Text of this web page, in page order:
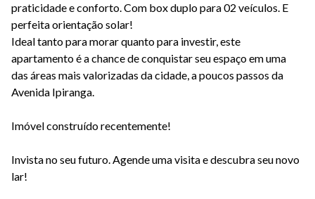
praticidade e conforto. Com box duplo para 02 veículos. E
perfeita orientação solar!
Ideal tanto para morar quanto para investir, este
apartamento é a chance de conquistar seu espaço em uma
das áreas mais valorizadas da cidade, a poucos passos da
Avenida Ipiranga.
Imóvel construído recentemente!
Invista no seu futuro. Agende uma visita e descubra seu novo
lar!